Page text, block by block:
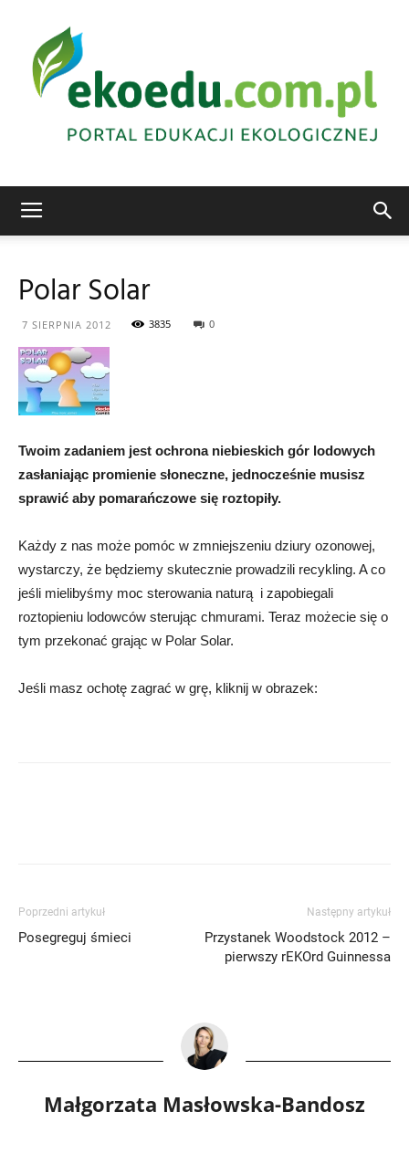
Polar Solar
7 SIERPNIA 2012 3835 0
Twoim zadaniem jest ochrona niebieskich gór lodowych
zasłaniając promienie słoneczne, jednocześnie musisz
sprawić aby pomarańczowe się roztopiły.
Każdy z nas może pomóc w zmniejszeniu dziury ozonowej,
wystarczy, że będziemy skutecznie prowadzili recykling. A co
jeśli mielibyśmy moc sterowania naturą i zapobiegali
roztopieniu lodowców sterując chmurami. Teraz możecie się o
tym przekonać grając w Polar Solar.
Jeśli masz ochotę zagrać w grę, kliknij w obrazek:
Poprzedni artykuł
Posegreguj śmieci
Następny artykuł
Przystanek Woodstock 2012 –
pierwszy rEKOrd Guinnessa
Małgorzata Masłowska-Bandosz